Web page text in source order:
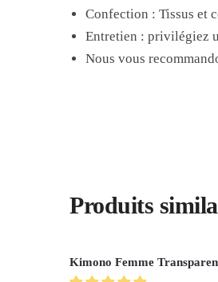
Confection : Tissus et
Entretien : privilégiez
Nous vous
Produits
Kimono Femme